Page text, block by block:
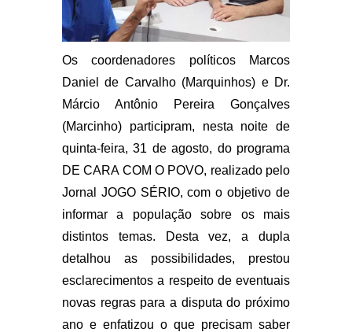
Os coordenadores políticos Marcos
Daniel de Carvalho (Marquinhos) e Dr.
Márcio Antônio Pereira Gonçalves
(Marcinho) participram, nesta noite de
quinta-feira, 31 de agosto, do programa
DE CARA COM O POVO, realizado pelo
Jornal JOGO SÉRIO, com o objetivo de
informar a população sobre os mais
distintos temas. Desta vez, a dupla
detalhou as possibilidades, prestou
esclarecimentos a respeito de eventuais
novas regras para a disputa do próximo
ano e enfatizou o que precisam saber